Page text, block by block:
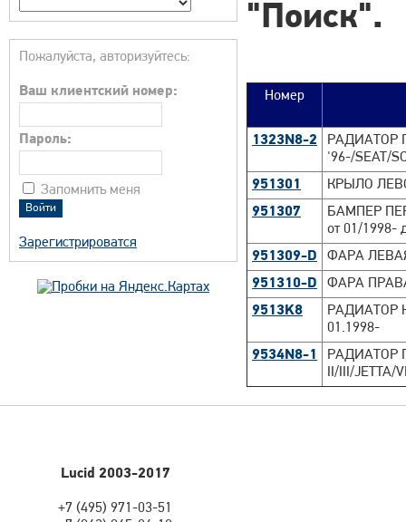
Пожалуйста, авторизуйтесь:
Ваш клиентский номер:
Пароль:
Запомнить меня
Зарегистрироватся
"Поиск".
Номер
1323N8-2
РАДИАТОР
'96-/SEAT/
951301
КРЫЛО
951307
БАМПЕР
от 01/1998-
951309-D
ФАРА ЛЕВАЯ
951310-D
ФАРА
9513K8
РАДИАТОР
01.1998-
9534N8-1
РАДИАТОР
II/III/JETTA/
Lucid 2003-2017
+7 (495) 971-03-51